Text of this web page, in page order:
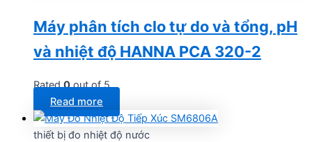
Máy phân tích clo tự do và tổng, pH
và nhiệt độ HANNA PCA 320-2
Rated0out of 5
Read more
thiết bị đo nhiệt độ nước